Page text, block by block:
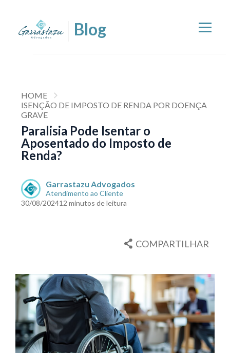
HOME
ISENÇÃO DE IMPOSTO DE RENDA POR DOENÇA
GRAVE
Paralisia Pode Isentar o
Aposentado do Imposto de
Renda?
Garrastazu Advogados
Atendimento ao Cliente
30/08/202412 minutos de leitura
COMPARTILHAR